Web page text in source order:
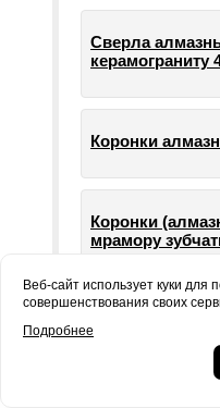
Сверла
керамограниту
Коронки
Коронки
мрамору
машин УШМ
Веб-сайт использует куки
совершенствования своих
Подробнее